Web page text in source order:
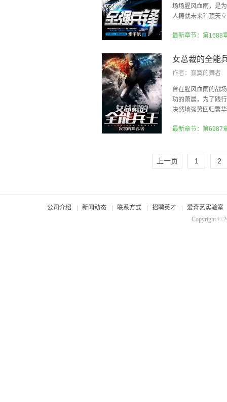
场场腥风血雨，是
人铸就未来？顶天
最新章节：第1688
女总裁的全能
作者： 寂寞的舞者
曾在腥风血雨的战
功的萧晨，为了践
决然地强势回归繁
最新章节：第6987
上一页 1 2
公司介绍 新闻动态 联系方式 招聘英才
爱奇艺实验室
Copyright ©